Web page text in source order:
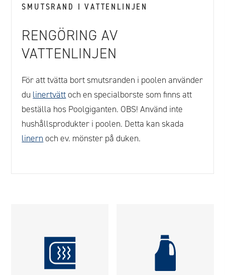
SMUTSRAND I VATTENLINJEN
RENGÖRING AV
VATTENLINJEN
För att tvätta bort smutsranden i poolen använder
du linertvättoch en specialborste som finns att
beställa hos Poolgiganten. OBS! Använd inte
hushållsprodukter i poolen. Detta kan skada
linern och ev. mönster på duken.